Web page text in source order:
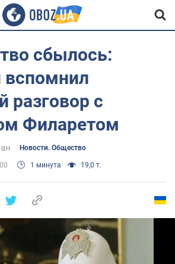
сбылось:
вспомнил
разговор с
Филаретом
Новости. Общество
1 минута 19,0 т.